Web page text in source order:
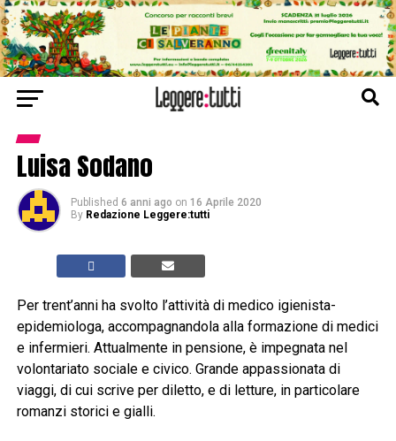
Luisa Sodano
Published 6 anni ago on 16 Aprile 2020
By Redazione Leggere:tutti
Per trent’anni ha svolto l’attività di medico igienista-
epidemiologa, accompagnandola alla formazione di medici
e infermieri. Attualmente in pensione, è impegnata nel
volontariato sociale e civico. Grande appassionata di
viaggi, di cui scrive per diletto, e di letture, in particolare
romanzi storici e gialli.